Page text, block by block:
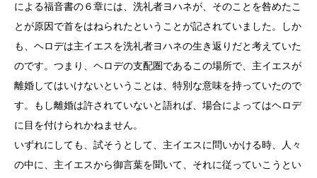
による福音書の６章には、洗礼者ヨハネが、そのことを咎めたこ
とが原因で首をはねられたということが記されていました。しか
も、ヘロデは主イエスを洗礼者ヨハネの生き返りだと考えていた
のです。つまり、ヘロデの支配圏であるこの場所で、主イエスが
離婚してはいけないということは、特別な意味を持っていたので
す。もし離婚は許されていないと語れば、場合によってはヘロデ
に目を付けられかねません。
いずれにしても、試そうとして、主イエスに問いかける時、人々
の中に、主イエスから御言葉を聞いて、それに従っていこうとい